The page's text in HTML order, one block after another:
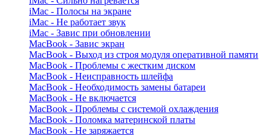
iMac - Полосы на экране
iMac - Не работает звук
iMac - Завис при обновлении
MacBook - Завис экран
MacBook - Выход из строя модуля оперативной памяти
MacBook - Проблемы с жестким диском
MacBook - Неисправность шлейфа
MacBook - Необходимость замены батареи
MacBook - Не включается
MacBook - Проблемы с системой охлаждения
MacBook - Поломка материнской платы
MacBook - Не заряжается